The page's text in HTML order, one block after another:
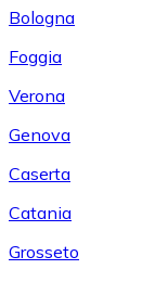
Bologna
Foggia
Verona
Genova
Caserta
Catania
Grosseto